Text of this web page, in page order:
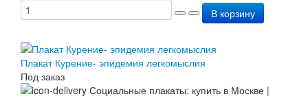
В корзину
Плакат Курение- эпидемия легкомыслия
Под заказ